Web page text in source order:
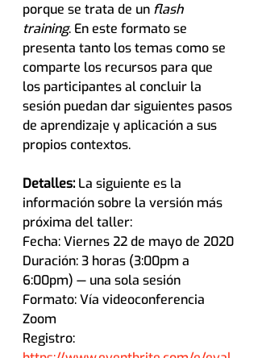
porque se trata de un flash
training. En este formato se
presenta tanto los temas como se
comparte los recursos para que
los participantes al concluir la
sesión puedan dar siguientes pasos
de aprendizaje y aplicación a sus
propios contextos.
Detalles: La siguiente es la
información sobre la versión más
próxima del taller:
Fecha: Viernes 22 de mayo de 2020
Duración: 3 horas (3:00pm a
6:00pm) — una sola sesión
Formato: Vía videoconferencia
Zoom
Registro: